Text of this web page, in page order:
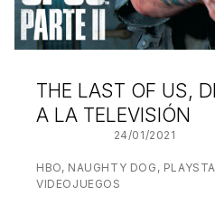
THE LAST OF US,
A LA TELEVISIÓN
24/01/2021
HBO, NAUGHTY DOG ,
VIDEOJUEGOS